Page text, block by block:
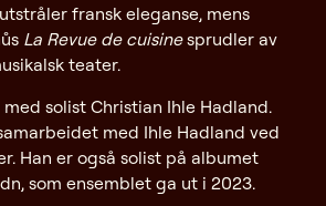
fransk eleganse, mens
La Revue de cuisinesprudler av
teater.
solist Christian Ihle Hadland.
med Ihle Hadland ved
Han er også solist på albumet
som ensemblet ga ut i 2023.